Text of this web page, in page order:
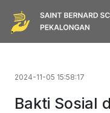
2024-11-05 15:58:17
Bakti Sosial